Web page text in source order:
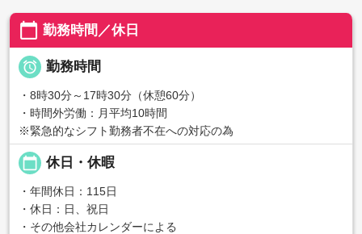
calendar_today 勤務時間／休日
 勤務時間
・8時30分～17時30分（休憩60分）
・時間外労働：月平均10時間
※緊急的なシフト勤務者不在への対応の為
calendar_today 休日・休暇
・年間休日：115日
・休日：日、祝日
・その他会社カレンダーによる